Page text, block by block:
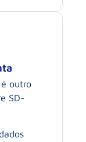
outro
SD-